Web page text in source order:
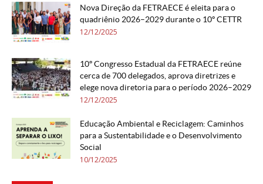
Nova Direção da FETRAECE é eleita para o
quadriênio 2026–2029 durante o 10º CETTR
12/12/2025
10º Congresso Estadual da FETRAECE reúne
cerca de 700 delegados, aprova diretrizes e
elege nova diretoria para o período 2026–2029
12/12/2025
Educação Ambiental e Reciclagem: Caminhos
para a Sustentabilidade e o Desenvolvimento
Social
10/12/2025